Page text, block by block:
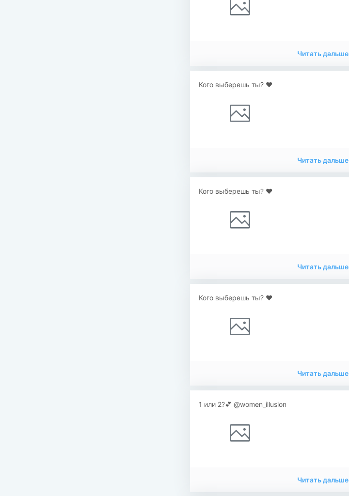
Читать дальше
Кого выберешь ты? ♥️
Читать дальше
Кого выберешь ты? ♥️
Читать дальше
Кого выберешь ты? ♥️
Читать дальше
1 или 2?💕 @women_illusion
Читать дальше